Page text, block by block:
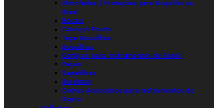
Almofadas / Proteções para Boquilha ou
Bisel
Bocais
Cabeças Flauta
Tapa Boquilhas
Boquilhas
Cortiças para Instrumentos de Sopro
Peças
Sapatilhas
Surdinas
Outros Acessórios para Instrumentos de
Sopro